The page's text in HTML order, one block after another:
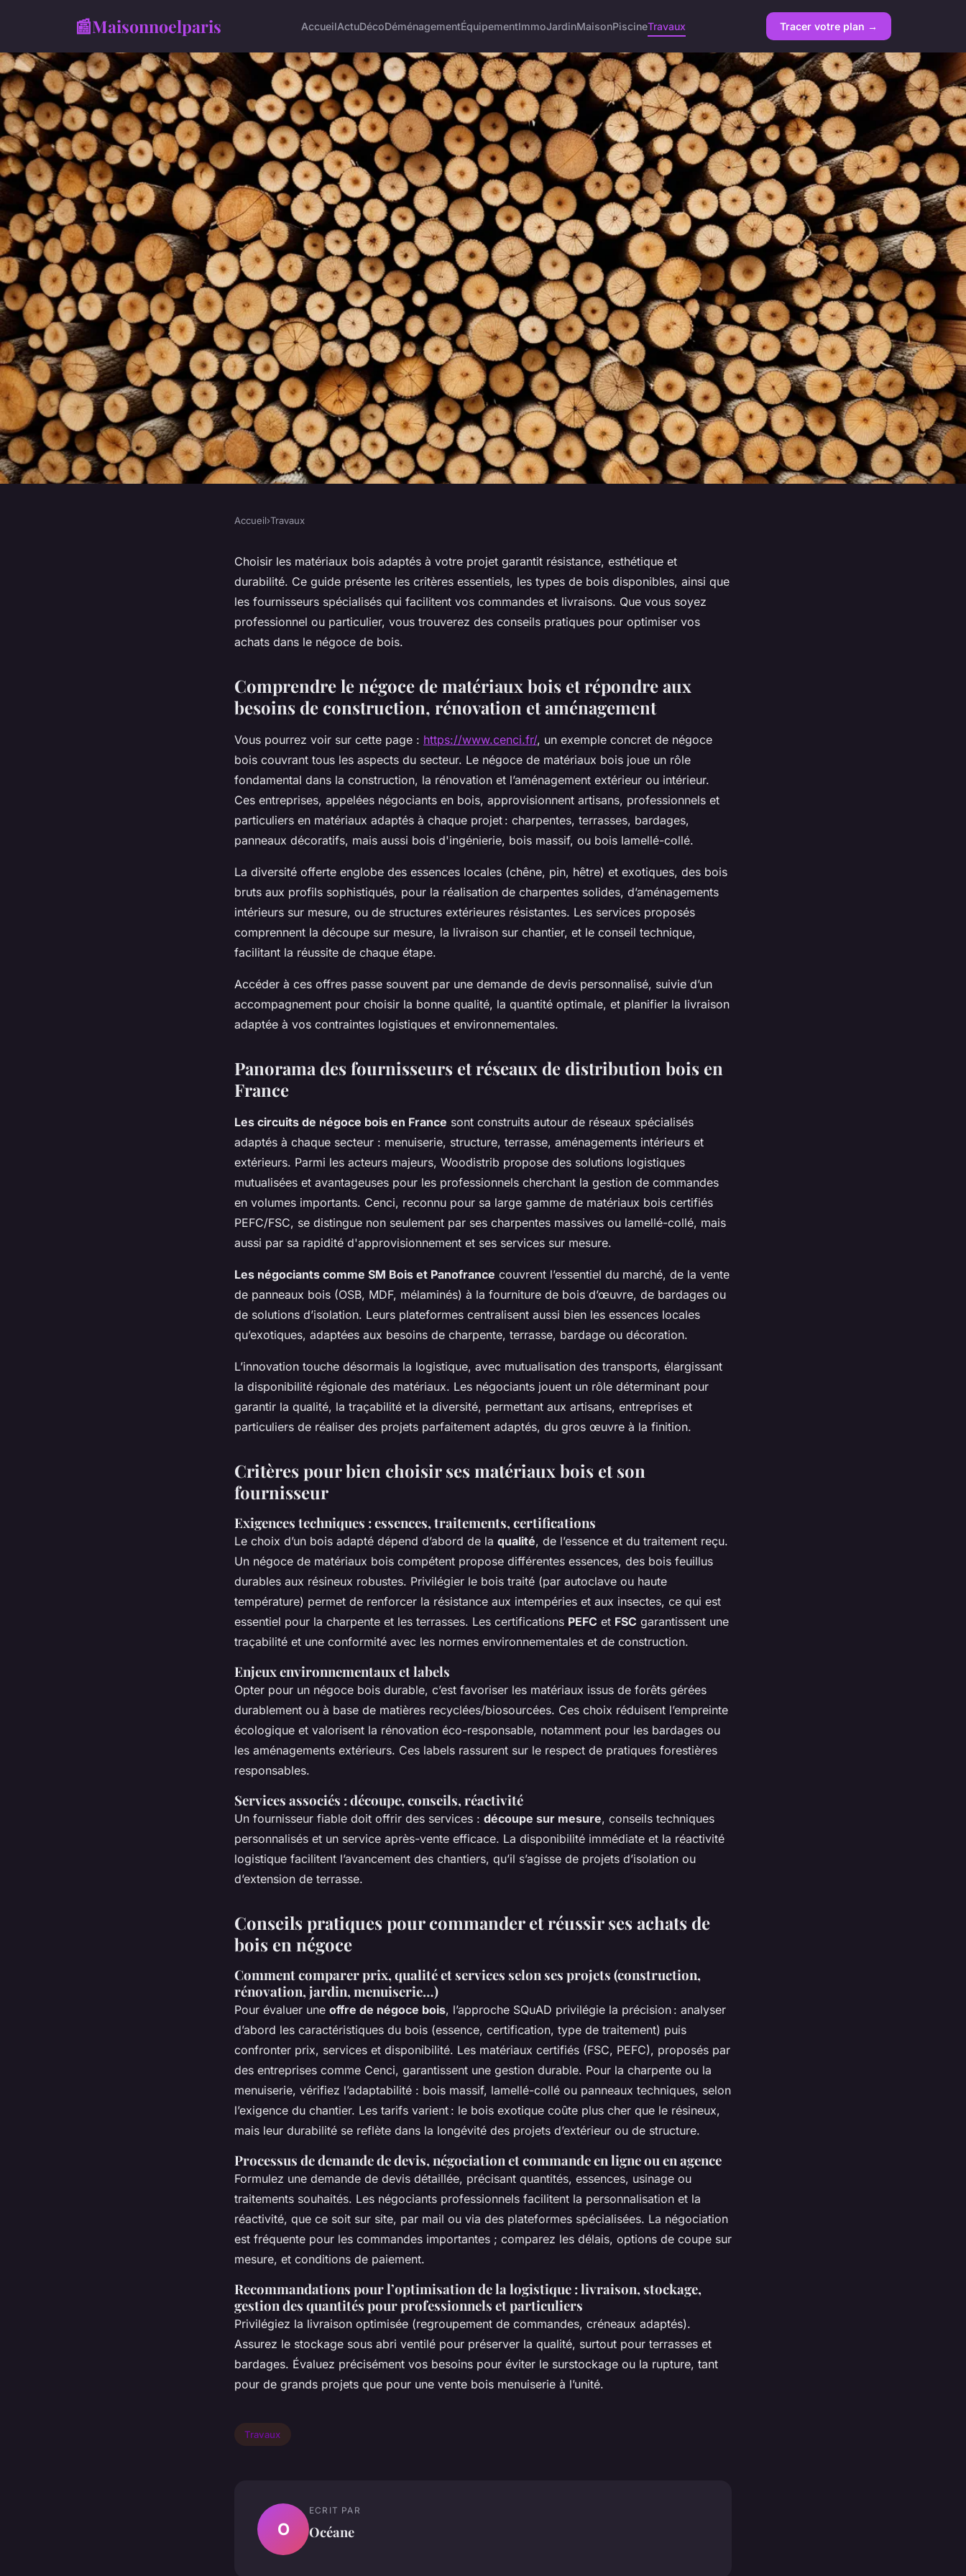
📰Maisonnoelparis AccueilActuDécoDéménagementÉquipementImmoJardinMaisonPiscineTravaux Tracer votre plan →
Négoce de matériaux bois : votre guide
pour choisir les meilleurs produits
Accueil›Travaux
Choisir les matériaux bois adaptés à votre projet garantit résistance, esthétique et
durabilité. Ce guide présente les critères essentiels, les types de bois disponibles, ainsi que
les fournisseurs spécialisés qui facilitent vos commandes et livraisons. Que vous soyez
professionnel ou particulier, vous trouverez des conseils pratiques pour optimiser vos
achats dans le négoce de bois.
Comprendre le négoce de matériaux bois et répondre aux
besoins de construction, rénovation et aménagement
Vous pourrez voir sur cette page : https://www.cenci.fr/, un exemple concret de négoce
bois couvrant tous les aspects du secteur. Le négoce de matériaux bois joue un rôle
fondamental dans la construction, la rénovation et l’aménagement extérieur ou intérieur.
Ces entreprises, appelées négociants en bois, approvisionnent artisans, professionnels et
particuliers en matériaux adaptés à chaque projet : charpentes, terrasses, bardages,
panneaux décoratifs, mais aussi bois d'ingénierie, bois massif, ou bois lamellé-collé.
La diversité offerte englobe des essences locales (chêne, pin, hêtre) et exotiques, des bois
bruts aux profils sophistiqués, pour la réalisation de charpentes solides, d’aménagements
intérieurs sur mesure, ou de structures extérieures résistantes. Les services proposés
comprennent la découpe sur mesure, la livraison sur chantier, et le conseil technique,
facilitant la réussite de chaque étape.
Accéder à ces offres passe souvent par une demande de devis personnalisé, suivie d’un
accompagnement pour choisir la bonne qualité, la quantité optimale, et planifier la livraison
adaptée à vos contraintes logistiques et environnementales.
Panorama des fournisseurs et réseaux de distribution bois en
France
Les circuits de négoce bois en France sont construits autour de réseaux spécialisés
adaptés à chaque secteur : menuiserie, structure, terrasse, aménagements intérieurs et
extérieurs. Parmi les acteurs majeurs, Woodistrib propose des solutions logistiques
mutualisées et avantageuses pour les professionnels cherchant la gestion de commandes
en volumes importants. Cenci, reconnu pour sa large gamme de matériaux bois certifiés
PEFC/FSC, se distingue non seulement par ses charpentes massives ou lamellé-collé, mais
aussi par sa rapidité d'approvisionnement et ses services sur mesure.
Les négociants comme SM Bois et Panofrance couvrent l’essentiel du marché, de la vente
de panneaux bois (OSB, MDF, mélaminés) à la fourniture de bois d’œuvre, de bardages ou
de solutions d’isolation. Leurs plateformes centralisent aussi bien les essences locales
qu’exotiques, adaptées aux besoins de charpente, terrasse, bardage ou décoration.
L’innovation touche désormais la logistique, avec mutualisation des transports, élargissant
la disponibilité régionale des matériaux. Les négociants jouent un rôle déterminant pour
garantir la qualité, la traçabilité et la diversité, permettant aux artisans, entreprises et
particuliers de réaliser des projets parfaitement adaptés, du gros œuvre à la finition.
Critères pour bien choisir ses matériaux bois et son
fournisseur
Exigences techniques : essences, traitements, certifications
Le choix d’un bois adapté dépend d’abord de la qualité, de l’essence et du traitement reçu.
Un négoce de matériaux bois compétent propose différentes essences, des bois feuillus
durables aux résineux robustes. Privilégier le bois traité (par autoclave ou haute
température) permet de renforcer la résistance aux intempéries et aux insectes, ce qui est
essentiel pour la charpente et les terrasses. Les certifications PEFC et FSC garantissent une
traçabilité et une conformité avec les normes environnementales et de construction.
Enjeux environnementaux et labels
Opter pour un négoce bois durable, c’est favoriser les matériaux issus de forêts gérées
durablement ou à base de matières recyclées/biosourcées. Ces choix réduisent l’empreinte
écologique et valorisent la rénovation éco-responsable, notamment pour les bardages ou
les aménagements extérieurs. Ces labels rassurent sur le respect de pratiques forestières
responsables.
Services associés : découpe, conseils, réactivité
Un fournisseur fiable doit offrir des services : découpe sur mesure, conseils techniques
personnalisés et un service après-vente efficace. La disponibilité immédiate et la réactivité
logistique facilitent l’avancement des chantiers, qu’il s’agisse de projets d’isolation ou
d’extension de terrasse.
Conseils pratiques pour commander et réussir ses achats de
bois en négoce
Comment comparer prix, qualité et services selon ses projets (construction,
rénovation, jardin, menuiserie…)
Pour évaluer une offre de négoce bois, l’approche SQuAD privilégie la précision : analyser
d’abord les caractéristiques du bois (essence, certification, type de traitement) puis
confronter prix, services et disponibilité. Les matériaux certifiés (FSC, PEFC), proposés par
des entreprises comme Cenci, garantissent une gestion durable. Pour la charpente ou la
menuiserie, vérifiez l’adaptabilité : bois massif, lamellé-collé ou panneaux techniques, selon
l’exigence du chantier. Les tarifs varient : le bois exotique coûte plus cher que le résineux,
mais leur durabilité se reflète dans la longévité des projets d’extérieur ou de structure.
Processus de demande de devis, négociation et commande en ligne ou en agence
Formulez une demande de devis détaillée, précisant quantités, essences, usinage ou
traitements souhaités. Les négociants professionnels facilitent la personnalisation et la
réactivité, que ce soit sur site, par mail ou via des plateformes spécialisées. La négociation
est fréquente pour les commandes importantes ; comparez les délais, options de coupe sur
mesure, et conditions de paiement.
Recommandations pour l’optimisation de la logistique : livraison, stockage,
gestion des quantités pour professionnels et particuliers
Privilégiez la livraison optimisée (regroupement de commandes, créneaux adaptés).
Assurez le stockage sous abri ventilé pour préserver la qualité, surtout pour terrasses et
bardages. Évaluez précisément vos besoins pour éviter le surstockage ou la rupture, tant
pour de grands projets que pour une vente bois menuiserie à l’unité.
Travaux
O
ECRIT PAR
Océane